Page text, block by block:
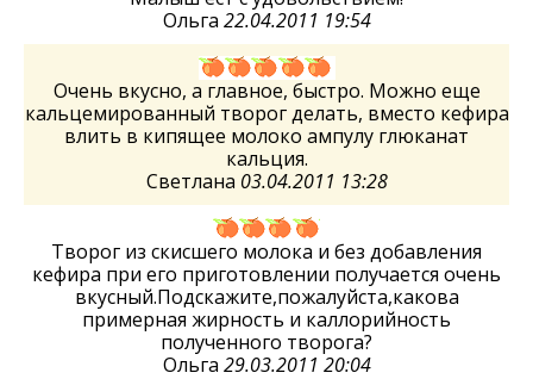
Ольга 22.04.2011 19:54
Очень вкусно, а главное, быстро. Можно еще
кальцемированный творог делать, вместо кефира
влить в кипящее молоко ампулу глюканат
кальция.
Светлана 03.04.2011 13:28
Творог из скисшего молока и без добавления
кефира при его приготовлении получается очень
вкусный.Подскажите,пожалуйста,какова
примерная жирность и каллорийность
полученного творога?
Ольга 29.03.2011 20:04